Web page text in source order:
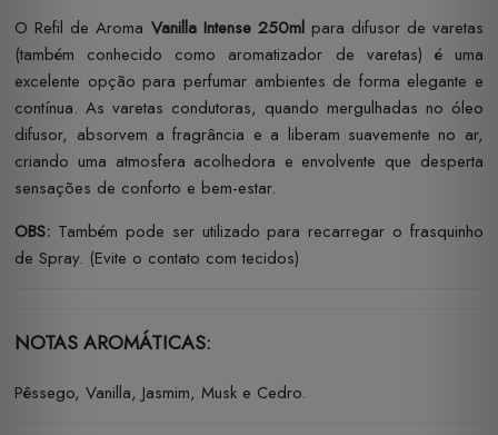
O Refil de Aroma Vanilla Intense 250mlpara difusor de varetas
(também conhecido como aromatizador de varetas) é uma
excelente opção para perfumar ambientes de forma elegante e
contínua. As varetas condutoras, quando mergulhadas no óleo
difusor, absorvem a fragrância e a liberam suavemente no ar,
criando uma atmosfera acolhedora e envolvente que desperta
sensações de conforto e bem-estar.
OBS: Também pode ser utilizado para recarregar o frasquinho
de Spray. (Evite o contato com tecidos)
NOTAS AROMÁTICAS:
Pêssego, Vanilla, Jasmim, Musk e Cedro.